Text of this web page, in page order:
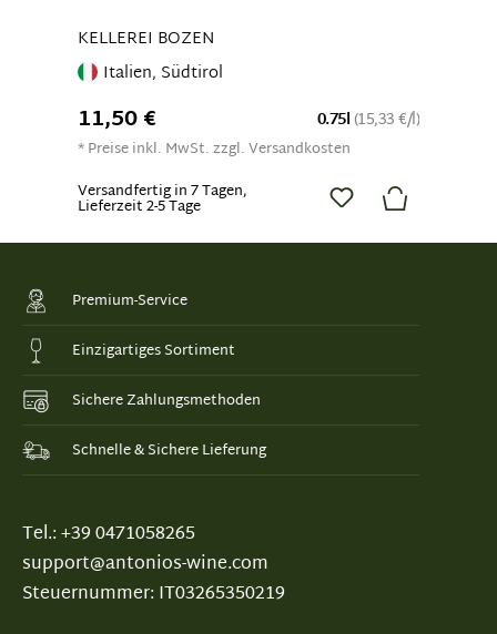
KELLEREI BOZEN
Italien, Südtirol
0.75l (15,33 €/l)
11,50 €
* Preise inkl. MwSt. zzgl. Versandkosten
Versandfertig in 7 Tagen,
Lieferzeit 2-5 Tage
Premium-Service
Einzigartiges Sortiment
Sichere Zahlungsmethoden
Schnelle & Sichere Lieferung
Tel.: +39 0471058265
support@antonios-wine.com
Steuernummer: IT03265350219